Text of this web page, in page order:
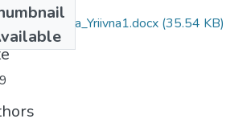
Gevel_Marina_Yriivna1.docx (35.54 KB)